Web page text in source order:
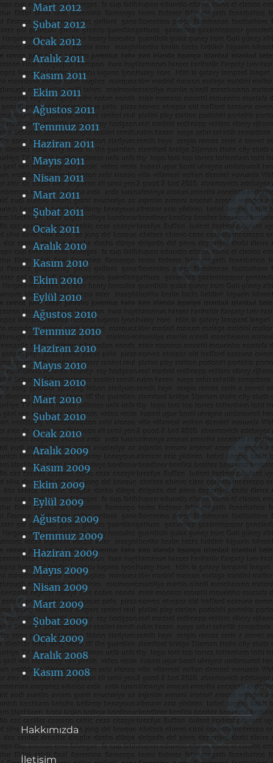
Mart 2012
Şubat 2012
Ocak 2012
Aralık 2011
Kasım 2011
Ekim 2011
Ağustos 2011
Temmuz 2011
Haziran 2011
Mayıs 2011
Nisan 2011
Mart 2011
Şubat 2011
Ocak 2011
Aralık 2010
Kasım 2010
Ekim 2010
Eylül 2010
Ağustos 2010
Temmuz 2010
Haziran 2010
Mayıs 2010
Nisan 2010
Mart 2010
Şubat 2010
Ocak 2010
Aralık 2009
Kasım 2009
Ekim 2009
Eylül 2009
Ağustos 2009
Temmuz 2009
Haziran 2009
Mayıs 2009
Nisan 2009
Mart 2009
Şubat 2009
Ocak 2009
Aralık 2008
Kasım 2008
Hakkımızda
İletişim